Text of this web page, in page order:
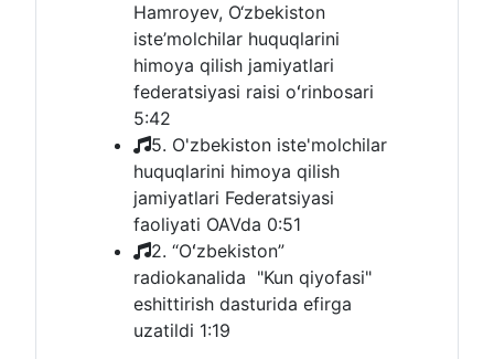
Hamroyev, O‘zbekiston
iste’molchilar huquqlarini
himoya qilish jamiyatlari
federatsiyasi raisi oʻrinbosari
5:42
5. O'zbekiston iste'molchilar
huquqlarini himoya qilish
jamiyatlari Federatsiyasi
faoliyati OAVda 0:51
2. “Oʻzbekiston”
radiokanalida "Kun qiyofasi"
eshittirish dasturida efirga
uzatildi 1:19